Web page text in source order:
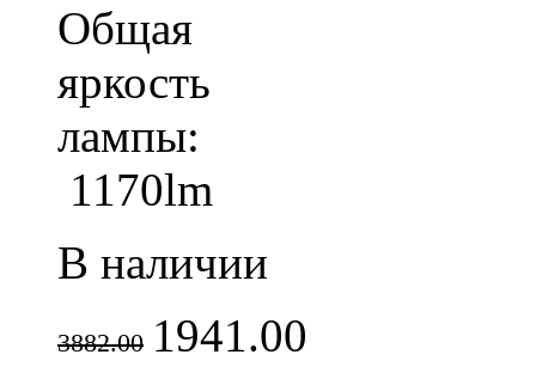
Общая
яркость
лампы:
1170lm
В наличии
3882.00 1941.00